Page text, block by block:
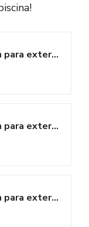
Cubierta de televisión para exteriores, impermeable, a prueba de polvo,...
Cubierta de televisión para exteriores, impermeable, a prueba de polvo,...
Cubierta de televisión para exteriores, impermeable, a prueba de polvo,...